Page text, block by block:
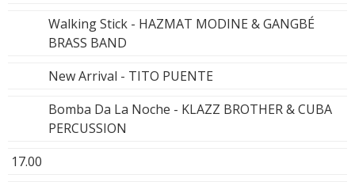
Walking Stick - HAZMAT MODINE & GANGBÉ
BRASS BAND
New Arrival - TITO PUENTE
Bomba Da La Noche - KLAZZ BROTHER & CUBA
PERCUSSION
17.00